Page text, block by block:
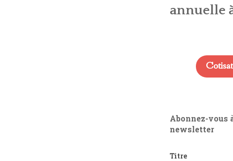
annuelle
Abonnez-vous
newsletter
Titre